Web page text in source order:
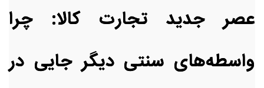
عصر جدید تجارت کالا: چرا
واسطه‌های سنتی دیگر جایی در